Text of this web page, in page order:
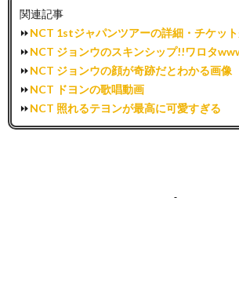
関連記事
⏩NCT 1stジャパンツアーの詳細・チケッ
⏩NCT ジョンウのスキンシップ!!ワロタ
⏩NCT ジョンウの顔が奇跡だとわかる画像
⏩NCT ドヨンの歌唱動画
⏩NCT 照れるテヨンが最高に可愛すぎる